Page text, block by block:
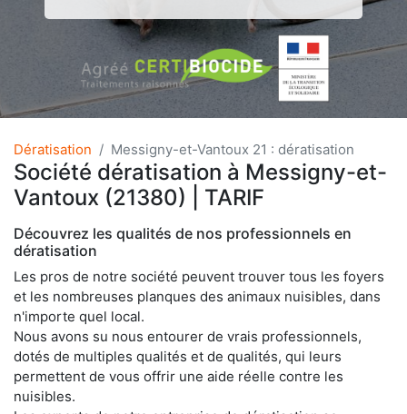
Dératisation Messigny-et-Vantoux 21 : dératisation
Société dératisation à Messigny-et-
Vantoux (21380) | TARIF
Découvrez les qualités de nos professionnels en
dératisation
Les pros de notre société peuvent trouver tous les foyers
et les nombreuses planques des animaux nuisibles, dans
n'importe quel local.
Nous avons su nous entourer de vrais professionnels,
dotés de multiples qualités et de qualités, qui leurs
permettent de vous offrir une aide réelle contre les
nuisibles.